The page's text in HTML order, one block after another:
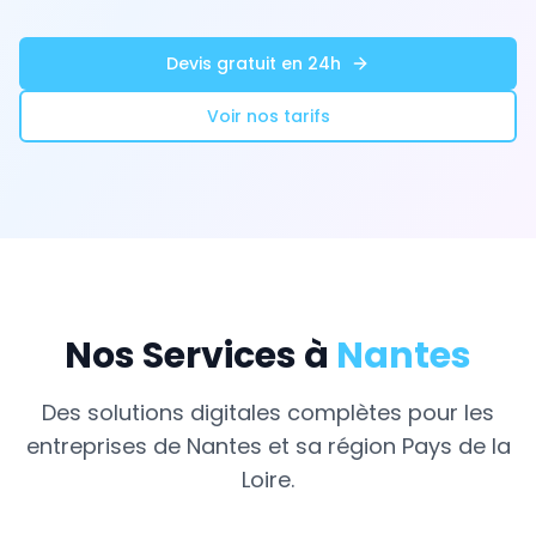
Devis gratuit en 24h
Voir nos tarifs
Nos Services à Nantes
Des solutions digitales complètes pour les
entreprises de Nantes et sa région Pays de la
Loire.